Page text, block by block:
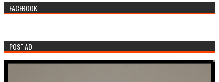
FACEBOOK
POST AD